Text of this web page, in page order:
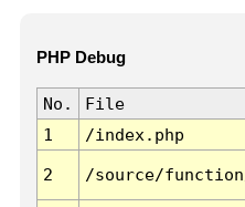
PHP Debug
No. File
1
/index.php
2 /source/